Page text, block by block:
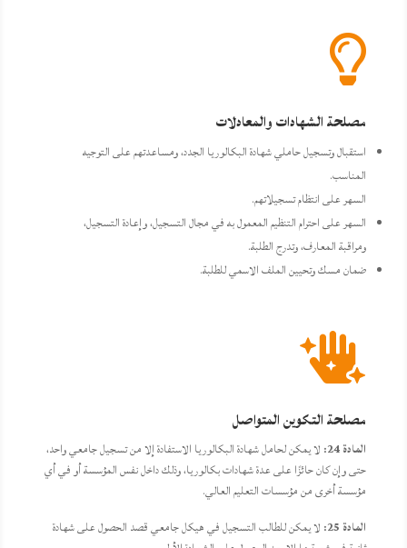

مصلحة الشهادات والمعادلات
استقبال وتسجيل حاملي شهادة البكالوريا الجدد، ومساعدتهم على التوجيه
المناسب.
السهر على انتظام تسجيلاتهم.
السهر على احترام التنظيم المعمول به في مجال التسجيل، وإعادة التسجيل،
ومراقبة المعارف، وتدرج الطلبة.
ضمان مسك وتحيين الملف الاسمي للطلبة.

مصلحة التكوين المتواصل
المادة 24:
لا يمكن لحامل شهادة البكالوريا الاستفادة إلا من تسجيل جامعي واحد،
حتى وإن كان حائزًا على عدة شهادات بكالوريا، وذلك داخل نفس المؤسسة أو في أي
مؤسسة أخرى من مؤسسات التعليم العالي.
المادة 25:
لا يمكن للطالب التسجيل في هيكل جامعي قصد الحصول على شهادة